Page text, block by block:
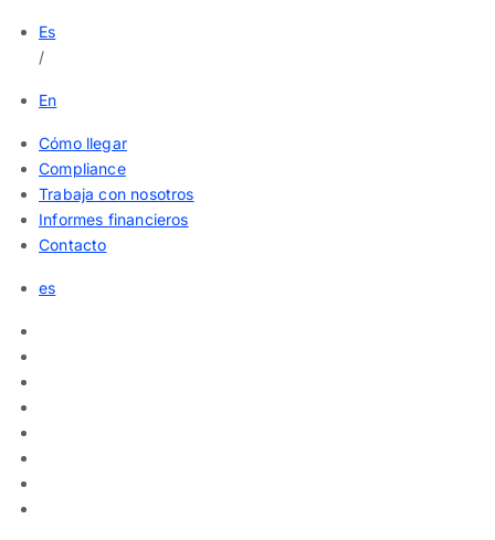
Es
/
En
Cómo llegar
Compliance
Trabaja con nosotros
Informes financieros
Contacto
es